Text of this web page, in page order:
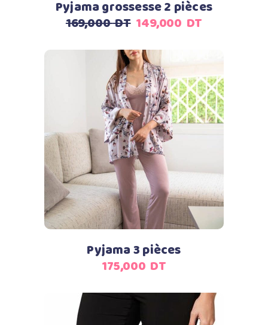
Pyjama grossesse 2 pièces
169,000DT Le
initial
était :
169,000
DT.
149,000 DT
est :
149,000
DT.
Ajouter au panier
Pyjama 3 pièces
175,000 DT